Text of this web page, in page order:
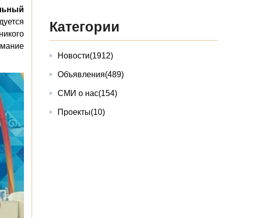
Категории
Новости(1912)
Объявления(489)
СМИ о нас(154)
Проекты(10)